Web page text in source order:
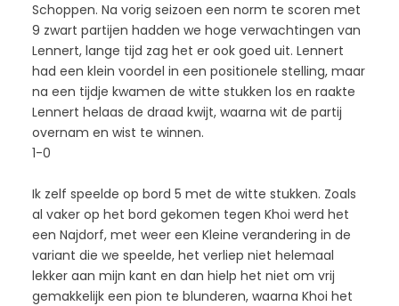
Schoppen. Na vorig seizoen een norm te scoren met
9 zwart partijen hadden we hoge verwachtingen van
Lennert, lange tijd zag het er ook goed uit. Lennert
had een klein voordel in een positionele stelling, maar
na een tijdje kwamen de witte stukken los en raakte
Lennert helaas de draad kwijt, waarna wit de partij
overnam en wist te winnen.
1-0
Ik zelf speelde op bord 5 met de witte stukken. Zoals
al vaker op het bord gekomen tegen Khoi werd het
een Najdorf, met weer een Kleine verandering in de
variant die we speelde, het verliep niet helemaal
lekker aan mijn kant en dan hielp het niet om vrij
gemakkelijk een pion te blunderen, waarna Khoi het